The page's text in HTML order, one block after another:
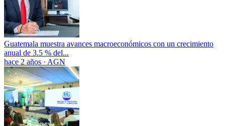
Guatemala muestra avances macroeconómicos con un crecimiento
anual de 3.5 % del...
hace 2 años · AGN